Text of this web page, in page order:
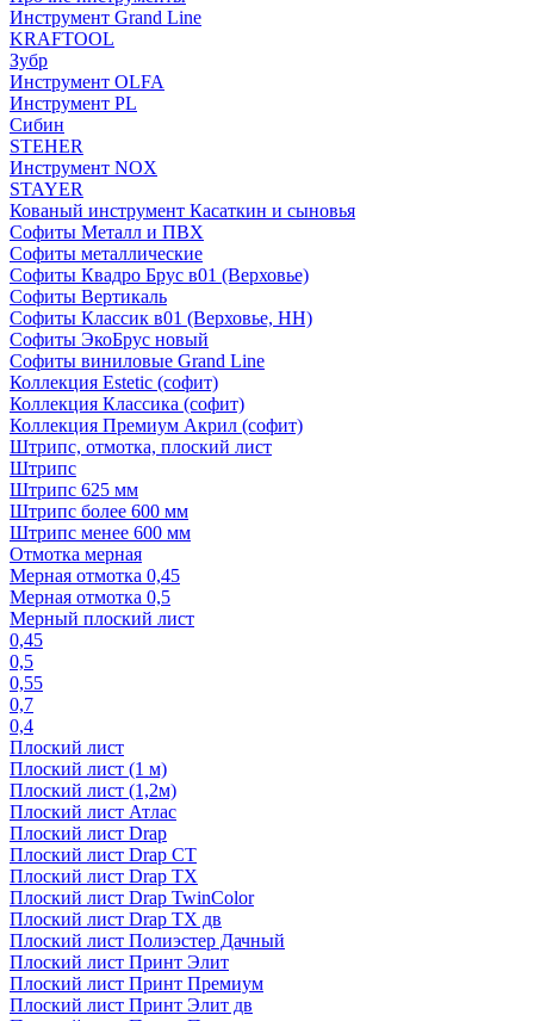
Инструмент Grand Line
KRAFTOOL
Зубр
Инструмент OLFA
Инструмент PL
Сибин
STEHER
Инструмент NOX
STAYER
Кованый инструмент Касаткин и сыновья
Софиты Металл и ПВХ
Софиты металлические
Софиты Квадро Брус в01 (Верховье)
Софиты Вертикаль
Софиты Классик в01 (Верховье, НН)
Софиты ЭкоБрус новый
Софиты виниловые Grand Line
Коллекция Estetic (софит)
Коллекция Классика (софит)
Коллекция Премиум Акрил (софит)
Штрипс, отмотка, плоский лист
Штрипс
Штрипс 625 мм
Штрипс более 600 мм
Штрипс менее 600 мм
Отмотка мерная
Мерная отмотка 0,45
Мерная отмотка 0,5
Мерный плоский лист
0,45
0,5
0,55
0,7
0,4
Плоский лист
Плоский лист (1 м)
Плоский лист (1,2м)
Плоский лист Атлас
Плоский лист Drap
Плоский лист Drap СТ
Плоский лист Drap TX
Плоский лист Drap TwinColor
Плоский лист Drap ТХ дв
Плоский лист Полиэстер Дачный
Плоский лист Принт Элит
Плоский лист Принт Премиум
Плоский лист Принт Элит дв